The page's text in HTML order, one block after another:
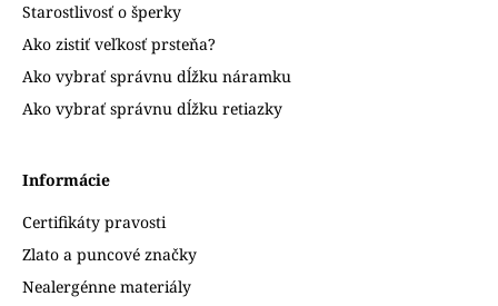
Starostlivosť o šperky
Ako zistiť veľkosť prsteňa?
Ako vybrať správnu dĺžku náramku
Ako vybrať správnu dĺžku retiazky
Informácie
Certifikáty pravosti
Zlato a puncové značky
Nealergénne materiály